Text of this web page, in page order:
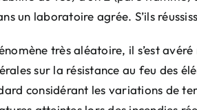
un laboratoire agrée. S’ils
très aléatoire, il s’est
sur la résistance au feu des
considérant les variations de